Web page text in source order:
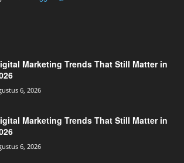
Marketing Trends That Still Matter in
6, 2026
Marketing Trends That Still Matter in
6, 2026